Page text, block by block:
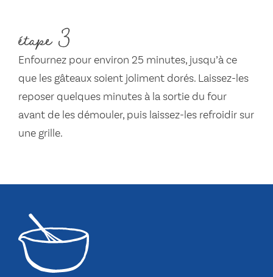
étape 3
Enfournez pour environ 25 minutes, jusqu’à ce
que les gâteaux soient joliment dorés. Laissez-les
reposer quelques minutes à la sortie du four
avant de les démouler, puis laissez-les refroidir sur
une grille.